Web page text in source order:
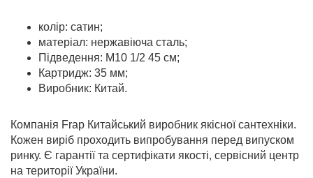
колір: сатин;
матеріал: нержавіюча сталь;
Підведення: М10 1/2 45 см;
Картридж: 35 мм;
Виробник: Китай.
Компанія Frap Китайський виробник якісної сантехніки.
Кожен виріб проходить випробування перед випуском
ринку. Є гарантії та сертифікати якості, сервісний центр
на території України.